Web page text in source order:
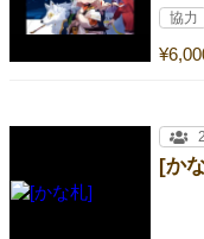
協力
[か